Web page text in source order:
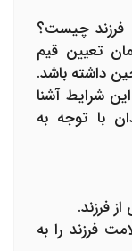
فرزند چیست؟
تعیین قیم
داشته باشد.
این شرایط آشنا
با توجه به
فرزند را به